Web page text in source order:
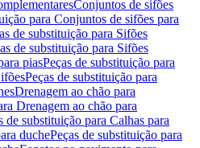
Conjuntos de sifões
para Conjuntos de sifões para
de substituição para Sifões
de substituição para Sifões
piasPeças de substituição para
Peças de substituição para
Drenagem ao chão para
Drenagem ao chão para
de substituição para Calhas para
duchePeças de substituição para